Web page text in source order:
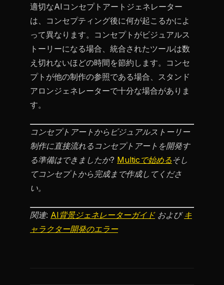
適切なAIコンセプトアートジェネレーター
は、コンセプティング後に何が起こるかによ
って異なります。コンセプトがビジュアルス
トーリーになる場合、統合されたツールは数
え切れないほどの時間を節約します。コンセ
プトが他の制作の参照である場合、スタンド
アロンジェネレーターで十分な場合がありま
す。
コンセプトアートからビジュアルストーリー
制作に直接流れるコンセプトアートを開発す
る準備はできましたか? Multicで始めるそし
てコンセプトから完成まで作成してくださ
い。
関連: AI背景ジェネレーターガイドおよび キ
ャラクター開発のエラー